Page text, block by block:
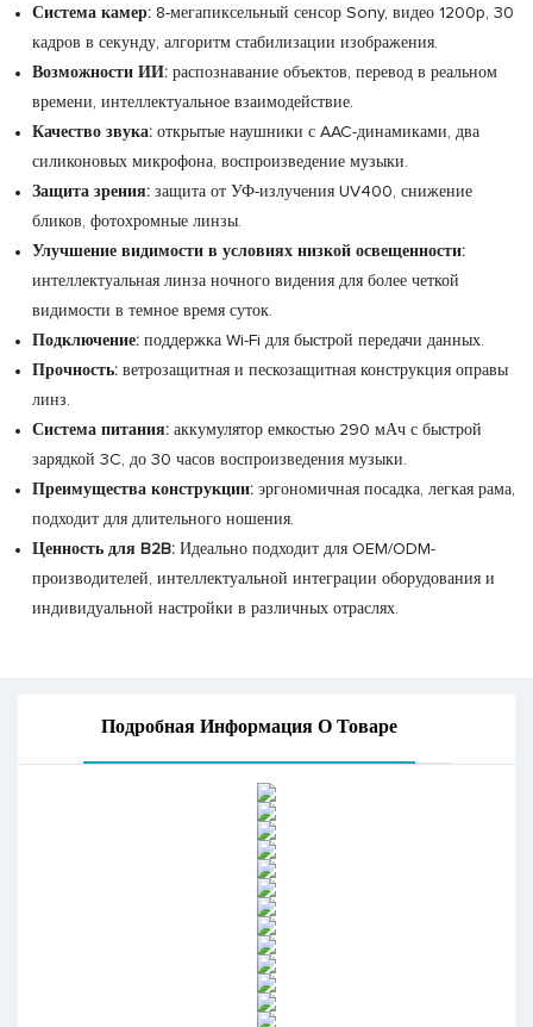
Система камер:8-мегапиксельный сенсор Sony, видео 1200p, 30
кадров в секунду, алгоритм стабилизации изображения.
Возможности ИИ:распознавание объектов, перевод в реальном
времени, интеллектуальное взаимодействие.
Качество звука:открытые наушники с AAC-динамиками, два
силиконовых микрофона, воспроизведение музыки.
Защита зрения:защита от УФ-излучения UV400, снижение
бликов, фотохромные линзы.
Улучшение видимости в условиях низкой освещенности:
интеллектуальная линза ночного видения для более четкой
видимости в темное время суток.
Подключение:поддержка Wi-Fi для быстрой передачи данных.
Прочность:ветрозащитная и пескозащитная конструкция оправы
линз.
Система питания:аккумулятор емкостью 290 мАч с быстрой
зарядкой 3C, до 30 часов воспроизведения музыки.
Преимущества конструкции:эргономичная посадка, легкая рама,
подходит для длительного ношения.
Ценность для B2B:Идеально подходит для OEM/ODM-
производителей, интеллектуальной интеграции оборудования и
индивидуальной настройки в различных отраслях.
Подробная Информация О Товаре